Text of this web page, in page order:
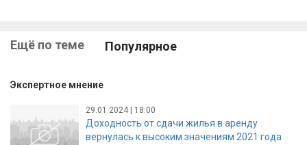
Ещё по теме Популярное
Экспертное мнение
29.01.2024 | 18:00
Доходность от сдачи жилья в аренду
вернулась к высоким значениям 2021 года